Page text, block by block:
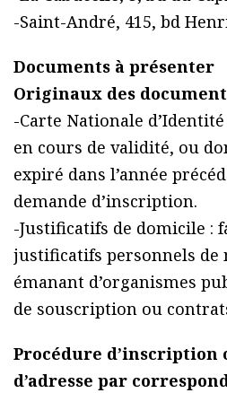
-Saint-André, 415, bd
Documents à présenter
Originaux des
-Carte Nationale
en cours de validité, ou
expiré dans l’année
demande d’inscription.
-Justificatifs de domicile :
justificatifs personnels de
émanant d’organismes
de souscription ou
Procédure d’inscription
d’adresse par